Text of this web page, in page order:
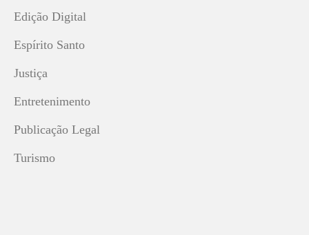
Edição Digital
Espírito Santo
Justiça
Entretenimento
Publicação Legal
Turismo